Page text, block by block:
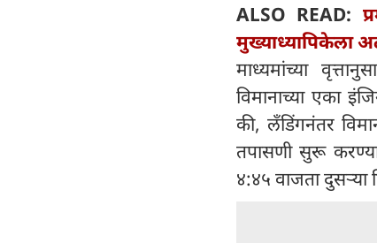
ALSO READ:
मुख्याध्यापिकेला
माध्यमांच्या
विमानाच्या एका
की, लँडिंगनंतर
तपासणी सुरू
४:४५ वाजता